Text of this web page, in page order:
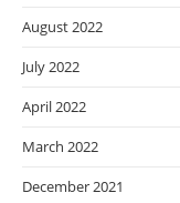
August 2022
July 2022
April 2022
March 2022
December 2021